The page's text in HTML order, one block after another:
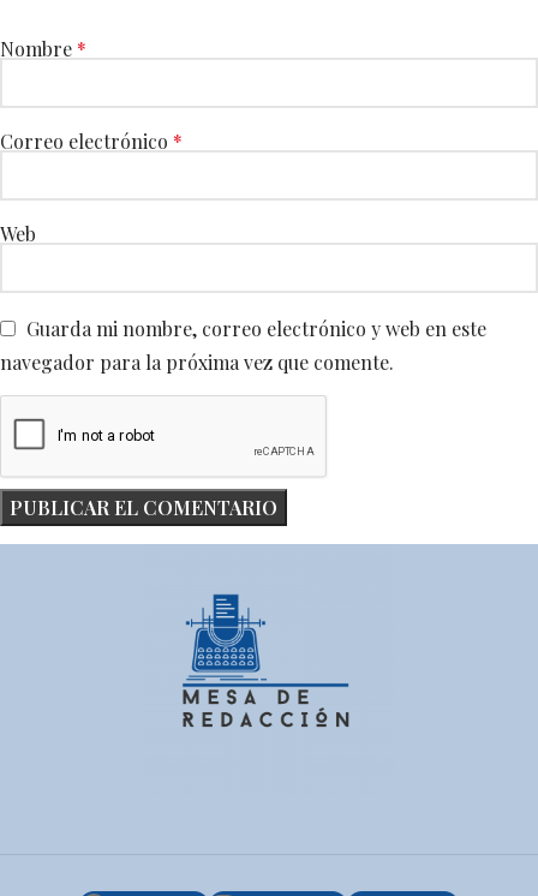
Nombre *
Correo electrónico *
Web
Guarda mi nombre, correo electrónico y web en este
navegador para la próxima vez que comente.